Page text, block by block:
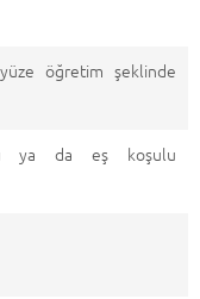
öğretim şeklinde
ya da eş koşulu